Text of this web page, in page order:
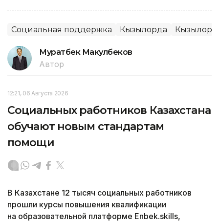
Социальная поддержка Кызылорда
Муратбек Макулбеков
Автор
12:21, 06 Августа 2026
Социальных работников Казахстана
обучают новым стандартам
помощи
В Казахстане 12 тысяч социальных работников
прошли курсы повышения квалификации
на образовательной платформе Enbek.skills,